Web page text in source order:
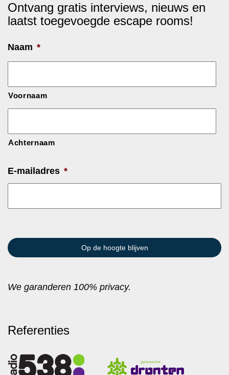
Ontvang gratis interviews, nieuws en
laatst toegevoegde escape rooms!
Naam *
Voornaam
Achternaam
E-mailadres *
We garanderen 100% privacy.
Referenties